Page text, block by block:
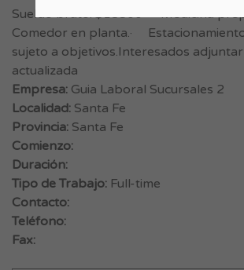
Sueldo bruto: $18500· Medicina
Comedor en planta.·
sujeto a objetivos.Interesados
actualizada
Empresa: Guia Laboral Sucursales 2
Localidad: Santa Fe
Provincia: Santa Fe
Comienzo:
Duración:
Tipo de Trabajo: Full-time
Contacto:
Teléfono:
Fax: